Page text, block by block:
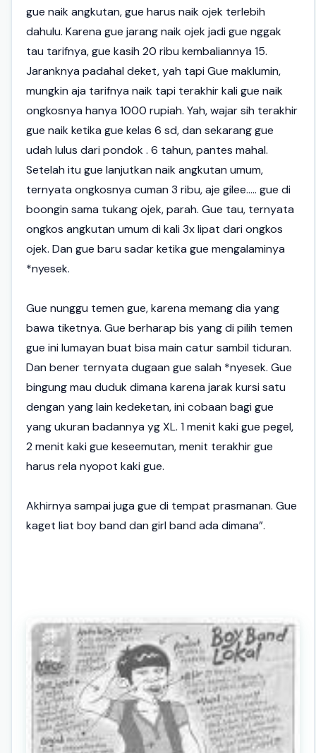
gue naik angkutan, gue harus naik ojek terlebih
dahulu. Karena gue jarang naik ojek jadi gue nggak
tau tarifnya, gue kasih 20 ribu kembaliannya 15.
Jaranknya padahal deket, yah tapi Gue maklumin,
mungkin aja tarifnya naik tapi terakhir kali gue naik
ongkosnya hanya 1000 rupiah. Yah, wajar sih terakhir
gue naik ketika gue kelas 6 sd, dan sekarang gue
udah lulus dari pondok . 6 tahun, pantes mahal.
Setelah itu gue lanjutkan naik angkutan umum,
ternyata ongkosnya cuman 3 ribu, aje gilee..... gue di
boongin sama tukang ojek, parah. Gue tau, ternyata
ongkos angkutan umum di kali 3x lipat dari ongkos
ojek. Dan gue baru sadar ketika gue mengalaminya
*nyesek.
Gue nunggu temen gue, karena memang dia yang
bawa tiketnya. Gue berharap bis yang di pilih temen
gue ini lumayan buat bisa main catur sambil tiduran.
Dan bener ternyata dugaan gue salah *nyesek. Gue
bingung mau duduk dimana karena jarak kursi satu
dengan yang lain kedeketan, ini cobaan bagi gue
yang ukuran badannya yg XL. 1 menit kaki gue pegel,
2 menit kaki gue keseemutan, menit terakhir gue
harus rela nyopot kaki gue.
Akhirnya sampai juga gue di tempat prasmanan. Gue
kaget liat boy band dan girl band ada dimana”.